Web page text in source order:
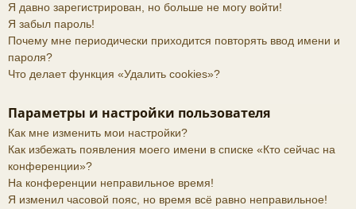
Я давно зарегистрирован, но больше не могу войти!
Я забыл пароль!
Почему мне периодически приходится повторять ввод имени и
пароля?
Что делает функция «Удалить cookies»?
Параметры и настройки пользователя
Как мне изменить мои настройки?
Как избежать появления моего имени в списке «Кто сейчас на
конференции»?
На конференции неправильное время!
Я изменил часовой пояс, но время всё равно неправильное!